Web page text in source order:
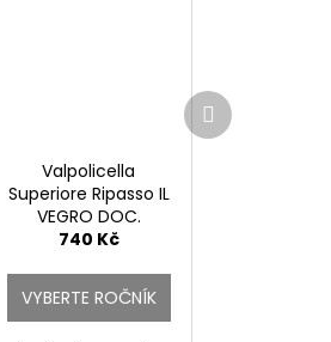
Valpolicella
Superiore Ripasso IL
VEGRO DOC.
740 Kč
VYBERTE ROČNÍK
Další
produkt